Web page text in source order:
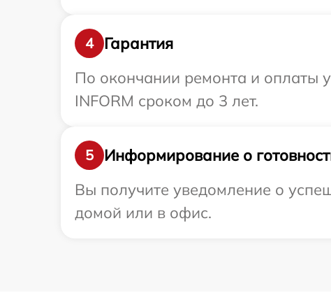
4
Гарантия
По окончании ремонта и оплаты
INFORM сроком до 3 лет.
5
Информирование о
Вы получите уведомление о
домой или в офис.